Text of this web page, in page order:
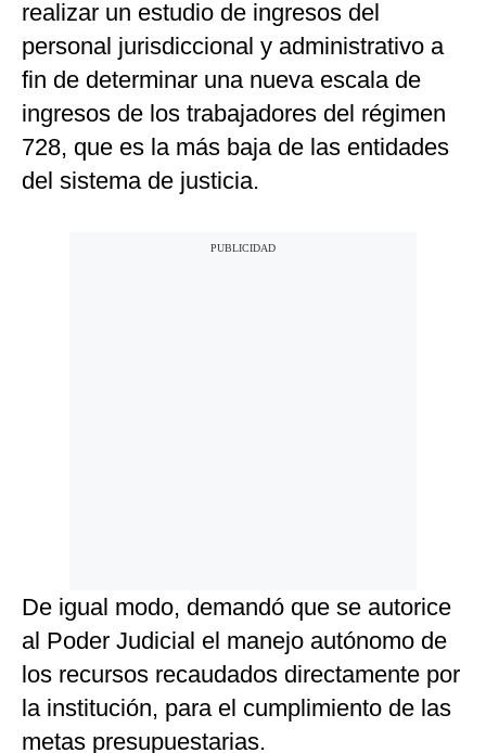
realizar un estudio de ingresos del
personal jurisdiccional y administrativo a
fin de determinar una nueva escala de
ingresos de los trabajadores del régimen
728, que es la más baja de las entidades
del sistema de justicia.
De igual modo, demandó que se autorice
al Poder Judicial el manejo autónomo de
los recursos recaudados directamente por
la institución, para el cumplimiento de las
metas presupuestarias.